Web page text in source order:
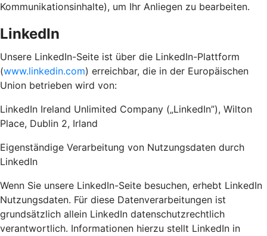
Kommunikationsinhalte), um Ihr Anliegen zu bearbeiten.
LinkedIn
Unsere LinkedIn-Seite ist über die LinkedIn-Plattform
(www.linkedin.com) erreichbar, die in der Europäischen
Union betrieben wird von:
LinkedIn Ireland Unlimited Company („LinkedIn”), Wilton
Place, Dublin 2, Irland
Eigenständige Verarbeitung von Nutzungsdaten durch
LinkedIn
Wenn Sie unsere LinkedIn-Seite besuchen, erhebt LinkedIn
Nutzungsdaten. Für diese Datenverarbeitungen ist
grundsätzlich allein LinkedIn datenschutzrechtlich
verantwortlich. Informationen hierzu stellt LinkedIn in